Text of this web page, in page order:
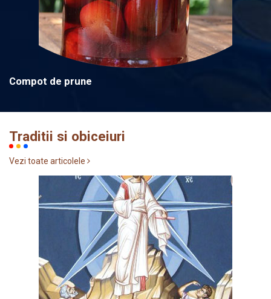
Compot de prune
Traditii si obiceiuri
Vezi toate articolele